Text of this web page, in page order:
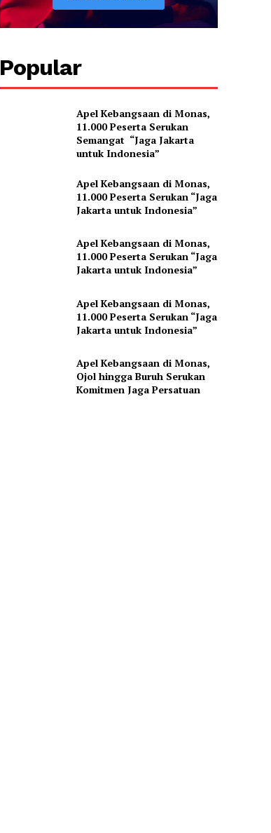
Popular
Apel Kebangsaan di Monas,
11.000 Peserta Serukan
Semangat “Jaga Jakarta
untuk Indonesia”
Apel Kebangsaan di Monas,
11.000 Peserta Serukan “Jaga
Jakarta untuk Indonesia”
Apel Kebangsaan di Monas,
11.000 Peserta Serukan “Jaga
Jakarta untuk Indonesia”
Apel Kebangsaan di Monas,
11.000 Peserta Serukan “Jaga
Jakarta untuk Indonesia”
Apel Kebangsaan di Monas,
Ojol hingga Buruh Serukan
Komitmen Jaga Persatuan